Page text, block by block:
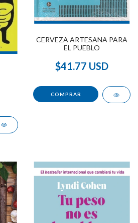
CERVEZA ARTESANA PARA
EL PUEBLO
$41.77 USD